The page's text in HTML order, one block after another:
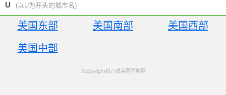
U (以U为开头的城市名)
美国东部 美国南部 美国西部
美国中部
©copyright猪八戒美国招聘网